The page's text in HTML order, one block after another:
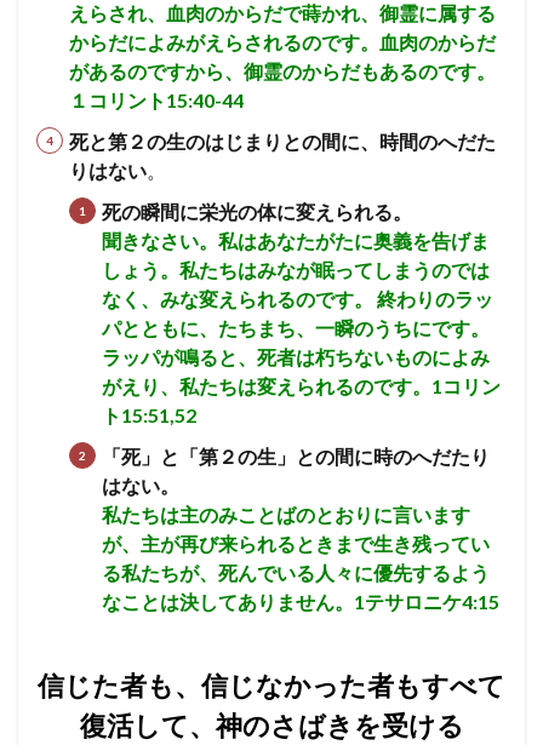
えらされ、血肉のからだで蒔かれ、御霊に属する
からだによみがえらされるのです。血肉のからだ
があるのですから、御霊のからだもあるのです。
１コリント15:40-44
死と第２の生のはじまりとの間に、時間のへだた
りはない。
死の瞬間に栄光の体に変えられる。
聞きなさい。私はあなたがたに奥義を告げま
しょう。私たちはみなが眠ってしまうのでは
なく、みな変えられるのです。 終わりのラッ
パとともに、たちまち、一瞬のうちにです。
ラッパが鳴ると、死者は朽ちないものによみ
がえり、私たちは変えられるのです。1コリン
ト15:51,52
「死」と「第２の生」との間に時のへだたり
はない。
私たちは主のみことばのとおりに言います
が、主が再び来られるときまで生き残ってい
る私たちが、死んでいる人々に優先するよう
なことは決してありません。1テサロニケ4:15
信じた者も、信じなかった者もすべて
復活して、神のさばきを受ける